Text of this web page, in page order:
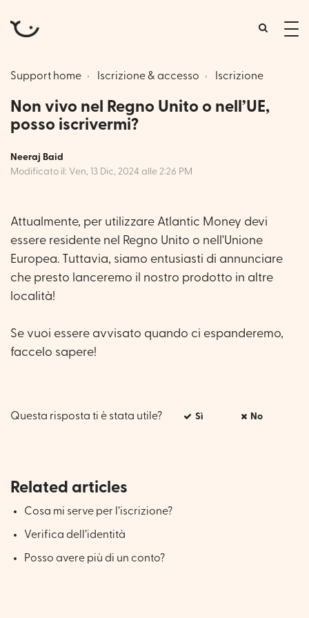
Support home Iscrizione & accesso Iscrizione
Non vivo nel Regno Unito o nell’UE,
posso iscrivermi?
Neeraj Baid
Modificato il: Ven, 13 Dic, 2024 alle 2:26 PM
Attualmente, per utilizzare Atlantic Money devi
essere residente nel Regno Unito o nell'Unione
Europea. Tuttavia, siamo entusiasti di annunciare
che presto lanceremo il nostro prodotto in altre
località!
Se vuoi essere avvisato quando ci espanderemo,
faccelo sapere!
Questa risposta ti è stata utile? Sì No
Related articles
Cosa mi serve per l’iscrizione?
Verifica dell’identità
Posso avere più di un conto?